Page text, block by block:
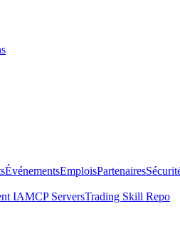
ÉvénementsEmploisPartenaires
IAMCP ServersTrading Skill Repo